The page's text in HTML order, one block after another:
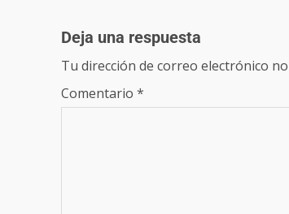
Deja una respuesta
Tu dirección de correo electrónico
Comentario *